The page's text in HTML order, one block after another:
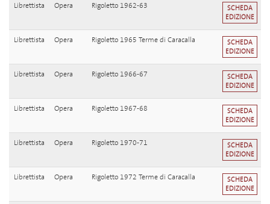
Librettista Opera Rigoletto 1962-63
SCHEDA
EDIZIONE
Librettista Opera Rigoletto 1965 Terme di Caracalla
SCHEDA
EDIZIONE
Librettista Opera Rigoletto 1966-67
SCHEDA
EDIZIONE
Librettista Opera Rigoletto 1967-68
SCHEDA
EDIZIONE
Librettista Opera Rigoletto 1970-71
SCHEDA
EDIZIONE
Librettista Opera Rigoletto 1972 Terme di Caracalla
SCHEDA
EDIZIONE